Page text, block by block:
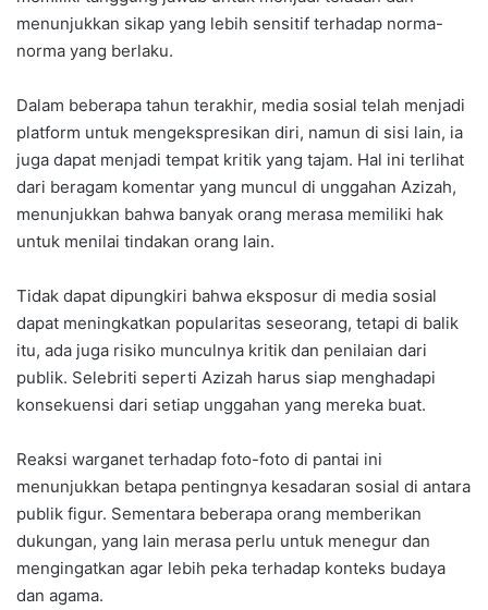
menunjukkan sikap yang lebih sensitif terhadap norma-
norma yang berlaku.
Dalam beberapa tahun terakhir, media sosial telah menjadi
platform untuk mengekspresikan diri, namun di sisi lain, ia
juga dapat menjadi tempat kritik yang tajam. Hal ini terlihat
dari beragam komentar yang muncul di unggahan Azizah,
menunjukkan bahwa banyak orang merasa memiliki hak
untuk menilai tindakan orang lain.
Tidak dapat dipungkiri bahwa eksposur di media sosial
dapat meningkatkan popularitas seseorang, tetapi di balik
itu, ada juga risiko munculnya kritik dan penilaian dari
publik. Selebriti seperti Azizah harus siap menghadapi
konsekuensi dari setiap unggahan yang mereka buat.
Reaksi warganet terhadap foto-foto di pantai ini
menunjukkan betapa pentingnya kesadaran sosial di antara
publik figur. Sementara beberapa orang memberikan
dukungan, yang lain merasa perlu untuk menegur dan
mengingatkan agar lebih peka terhadap konteks budaya
dan agama.